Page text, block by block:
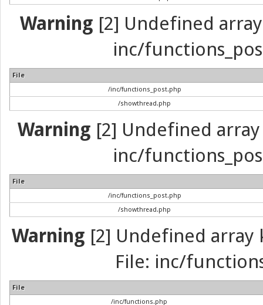
Warning [2] Undefined
inc/
File
/inc/functions_post.php
/showthread.php
Warning [2] Undefined
inc/
File
/inc/functions_post.php
/showthread.php
Warning [2] Undefined array
File: inc/
File
/inc/functions.php